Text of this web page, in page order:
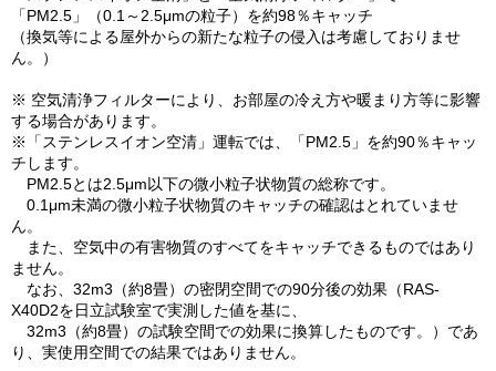
「PM2.5」（0.1～2.5μmの粒子）を約98％キャッチ
（換気等による屋外からの新たな粒子の侵入は考慮しておりませ
ん。）
※ 空気清浄フィルターにより、お部屋の冷え方や暖まり方等に影響
する場合があります。
※「ステンレスイオン空清」運転では、「PM2.5」を約90％キャッ
チします。
PM2.5とは2.5μm以下の微小粒子状物質の総称です。
0.1μm未満の微小粒子状物質のキャッチの確認はとれていませ
ん。
また、空気中の有害物質のすべてをキャッチできるものではあり
ません。
なお、32m3（約8畳）の密閉空間での90分後の効果（RAS-
X40D2を日立試験室で実測した値を基に、
32m3（約8畳）の試験空間での効果に換算したものです。）であ
り、実使用空間での結果ではありません。